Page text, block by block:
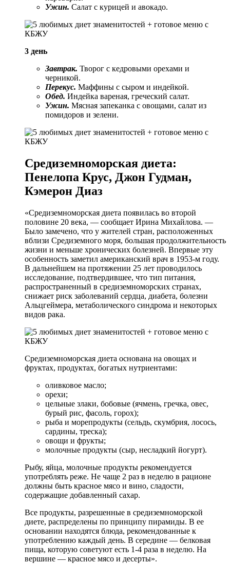
Ужин. Салат с курицей и авокадо.
3 день
Завтрак. Творог с кедровыми орехами и
черникой.
Перекус. Маффины с сыром и индейкой.
Обед. Индейка вареная, греческий салат.
Ужин. Мясная запеканка с овощами, салат из
помидоров и зелени.
Средиземноморская диета:
Пенелопа Крус, Джон Гудман,
Кэмерон Диаз
«Средиземноморская диета появилась во второй
половине 20 века, — сообщает Ирина Михайлова. —
Было замечено, что у жителей стран, расположенных
вблизи Средиземного моря, большая продолжительность
жизни и меньше хронических болезней. Впервые эту
особенность заметил американский врач в 1953-м году.
В дальнейшем на протяжении 25 лет проводилось
исследование, подтвердившее, что тип питания,
распространенный в средиземноморских странах,
снижает риск заболеваний сердца, диабета, болезни
Альцгеймера, метаболического синдрома и некоторых
видов рака.
Средиземноморская диета основана на овощах и
фруктах, продуктах, богатых нутриентами:
оливковое масло;
орехи;
цельные злаки, бобовые (ячмень, гречка, овес,
бурый рис, фасоль, горох);
рыба и морепродукты (сельдь, скумбрия, лосось,
сардины, треска);
овощи и фрукты;
молочные продукты (сыр, несладкий йогурт).
Рыбу, яйца, молочные продукты рекомендуется
употреблять реже. Не чаще 2 раз в неделю в рационе
должны быть красное мясо и вино, сладости,
содержащие добавленный сахар.
Все продукты, разрешенные в средиземноморской
диете, распределены по принципу пирамиды. В ее
основании находятся блюда, рекомендованные к
употреблению каждый день. В середине — белковая
пища, которую советуют есть 1-4 раза в неделю. На
вершине — красное мясо и десерты».